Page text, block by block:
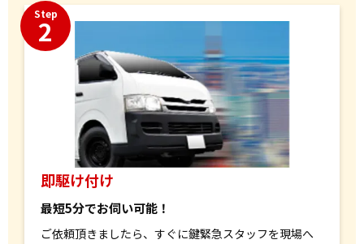
Step
2
即駆け付け
最短5分でお伺い可能！
ご依頼頂きましたら、すぐに鍵緊急スタッフを現場へ